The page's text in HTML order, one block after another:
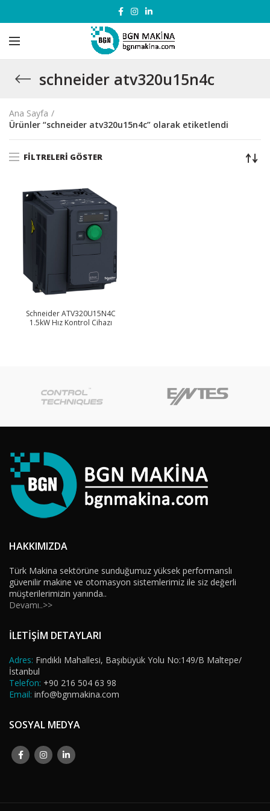
schneider atv320u15n4c
Ana Sayfa
Ürünler “schneider atv320u15n4c” olarak etiketlendi
FILTRELERI GÖSTER
Schneider ATV320U15N4C
1.5kW Hız Kontrol Cihazı
HAKKIMIZDA
Türk Makina sektörüne sunduğumuz yüksek performanslı
güvenilir makine ve otomasyon sistemlerimiz ile siz değerli
müşterilerimizin yanında..
Devamı..>>
İLETİŞİM DETAYLARI
Adres: Fındıklı Mahallesi, Başıbüyük Yolu No:149/B Maltepe/
İstanbul
Telefon: +90 216 504 63 98
Email: info@bgnmakina.com
SOSYAL MEDYA